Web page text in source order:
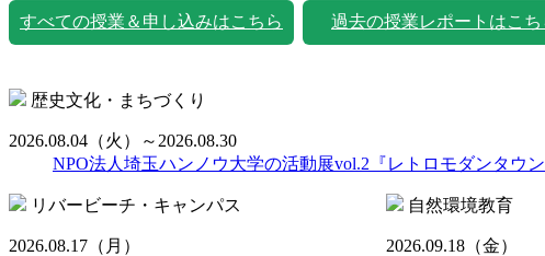
すべての授業＆申し込みはこちら 過去の授業レポートはこち
歴史文化・まちづくり
2026.08.04 （火）
～2026.08.30
NPO法人埼玉ハンノウ大学の活動展vol.2『レトロモダンタウン
リバービーチ・キャンパス
2026.08.17 （月）
自然環境教育
2026.09.18 （金）